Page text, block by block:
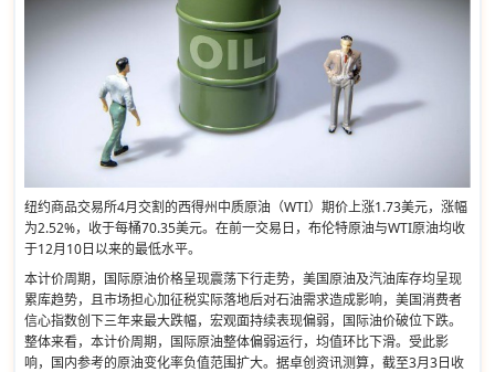
纽约商品交易所4月交割的西得州中质原油（WTI）期价上涨1.73美元，涨幅
为2.52%，收于每桶70.35美元。在前一交易日，布伦特原油与WTI原油均收
于12月10日以来的最低水平。
本计价周期，国际原油价格呈现震荡下行走势，美国原油及汽油库存均呈现
累库趋势，且市场担心加征税实际落地后对石油需求造成影响，美国消费者
信心指数创下三年来最大跌幅，宏观面持续表现偏弱，国际油价破位下跌。
整体来看，本计价周期，国际原油整体偏弱运行，均值环比下滑。受此影
响，国内参考的原油变化率负值范围扩大。据卓创资讯测算，截至3月3日收